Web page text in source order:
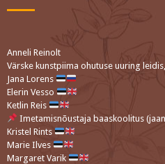
Anneli Reinolt
Värske kunstpiima ohutuse uuring
Jana Lorens
Elerin Vesso
Ketlin Reis
Imetamisnõustaja baaskoolitus
Kristel Rints
Marie Ilves
Margaret Varik